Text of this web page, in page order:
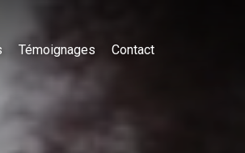
Témoignages Contact